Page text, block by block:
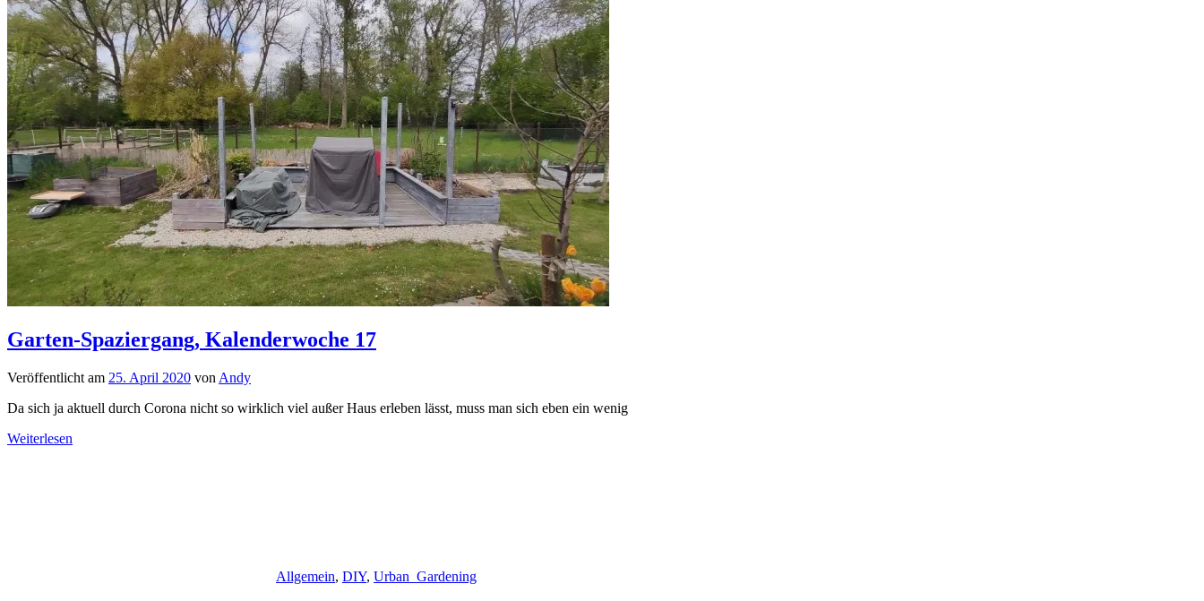
Garten-Spaziergang, Kalenderwoche 17
Veröffentlicht am 25. April 2020 von Andy
Da sich ja aktuell durch Corona nicht so wirklich viel außer Haus erleben lässt, muss man sich eben ein wenig
Weiterlesen
Allgemein, DIY, Urban_Gardening